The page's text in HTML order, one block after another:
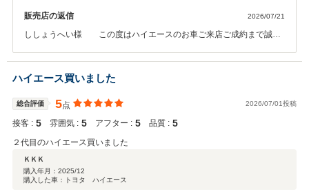
販売店の返信 2026/07/21
ししょうへい様 この度はハイエースのお車ご来店ご成約まで誠に
代車の件、大変ご迷惑をおかけ致しました申し訳ございません。素敵
なカーライフをお楽しみくださいませ。またメンテナンス等、何か御
座いましたらご来店ください。
ハイエース買いました
総合評価 5点 2026/07/01投稿
接客 : 5 雰囲気 : 5 アフター : 5 品質 : 5
２代目のハイエース買いました
ＫＫＫ
購入年月： 2025/12
購入した車：トヨタ ハイエース